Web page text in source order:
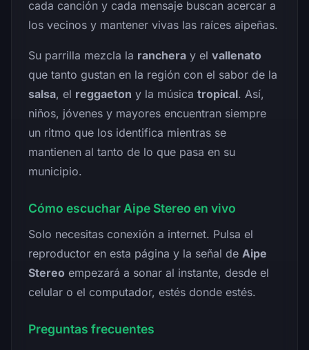
cada canción y cada mensaje buscan acercar a
los vecinos y mantener vivas las raíces aipeñas.
Su parrilla mezcla la ranchera y el vallenato
que tanto gustan en la región con el sabor de la
salsa, el reggaeton y la música tropical. Así,
niños, jóvenes y mayores encuentran siempre
un ritmo que los identifica mientras se
mantienen al tanto de lo que pasa en su
municipio.
Cómo escuchar Aipe Stereo en vivo
Solo necesitas conexión a internet. Pulsa el
reproductor en esta página y la señal de Aipe
Stereo empezará a sonar al instante, desde el
celular o el computador, estés donde estés.
Preguntas frecuentes